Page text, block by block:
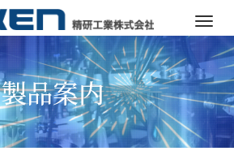
M
e
n
u
製品案内